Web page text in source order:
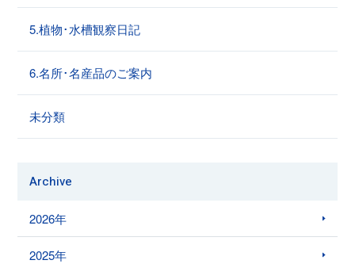
5.植物･水槽観察日記
6.名所･名産品のご案内
未分類
Archive
2026年
2025年